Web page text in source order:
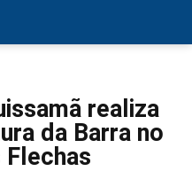
realiza
da Barra no
Flechas